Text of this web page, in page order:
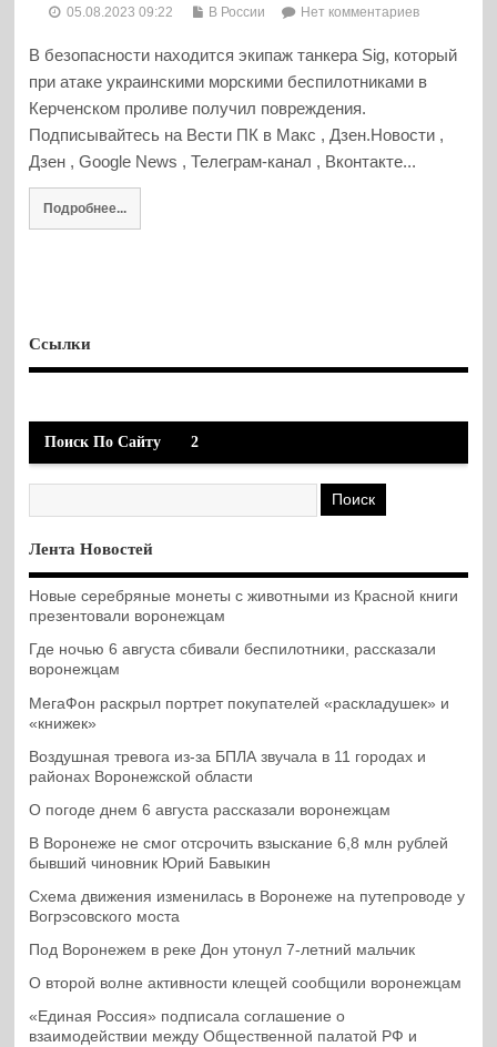
05.08.2023 09:22 В России Нет комментариев
В безопасности находится экипаж танкера Sig, который
при атаке украинскими морскими беспилотниками в
Керченском проливе получил повреждения.
Подписывайтесь на Вести ПК в Макс , Дзен.Новости ,
Дзен , Google News , Телеграм-канал , Вконтакте...
Подробнее...
Ссылки
Поиск По Сайту 2
Лента Новостей
Новые серебряные монеты с животными из Красной книги
презентовали воронежцам
Где ночью 6 августа сбивали беспилотники, рассказали
воронежцам
МегаФон раскрыл портрет покупателей «раскладушек» и
«книжек»
Воздушная тревога из-за БПЛА звучала в 11 городах и
районах Воронежской области
О погоде днем 6 августа рассказали воронежцам
В Воронеже не смог отсрочить взыскание 6,8 млн рублей
бывший чиновник Юрий Бавыкин
Схема движения изменилась в Воронеже на путепроводе у
Вогрэсовского моста
Под Воронежем в реке Дон утонул 7-летний мальчик
О второй волне активности клещей сообщили воронежцам
«Единая Россия» подписала соглашение о
взаимодействии между Общественной палатой РФ и